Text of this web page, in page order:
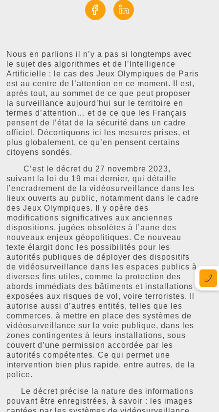
Nous en parlions il n’y a pas si longtemps avec
le sujet des algorithmes et de l’Intelligence
Artificielle : le cas des Jeux Olympiques de Paris
est au centre de l’attention en ce moment. Il est,
après tout, au sommet de ce que peut proposer
la surveillance aujourd’hui sur le territoire en
termes d’attention… et de ce que les Français
pensent de l’état de la sécurité dans un cadre
officiel. Décortiquons ici les mesures prises, et
plus globalement, ce qu’en pensent certains
citoyens sondés.
C’est le décret du 27 novembre 2023,
suivant la loi du 19 mai dernier, qui détaille
l’encradrement de la vidéosurveillance dans les
lieux ouverts au public, notamment dans le cadre
des Jeux Olympiques. Il y opère des
modifications significatives aux anciennes
dispositions, jugées obsolètes à l’aune des
nouveaux enjeux géopolitiques. Ce nouveau
texte élargit donc les possibilités pour les
autorités publiques de déployer des dispositifs
de vidéosurveillance dans les espaces publics à
diverses fins utiles, comme la protection des
abords immédiats des bâtiments et installations
exposées aux risques de vol, voire terroristes. Il
autorise aussi d’autres entités, telles que les
commerces, à mettre en place des systèmes de
vidéosurveillance sur la voie publique, dans les
zones contingentes à leurs installations, sous
couvert d’une permission accordée par les
autorités compétentes. Ce qui permet une
intervention bien plus rapide, entre autres, de la
police.
Le décret précise la nature des informations
pouvant être enregistrées, à savoir : les images